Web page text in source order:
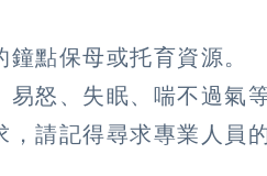
點保母或托育資源。
怒、失眠、喘不過氣
請記得尋求專業人員的